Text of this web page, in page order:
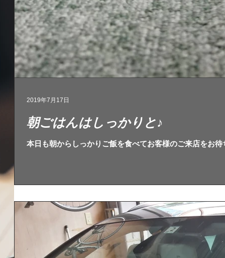
朝ごはんはしっかりと♪
本日も朝からしっかりご飯を食べてお客様のご来店をお待
2019年7月17日